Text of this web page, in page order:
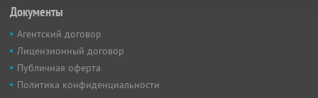
Документы
Агентский договор
Лицензионный договор
Публичная оферта
Политика конфиденциальности